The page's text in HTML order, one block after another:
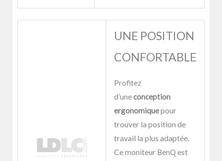
UNE POSITION
CONFORTABLE
Profitez
d’uneconception
ergonomiquepour
trouver la position de
travail la plus adaptée.
Ce moniteur BenQ est